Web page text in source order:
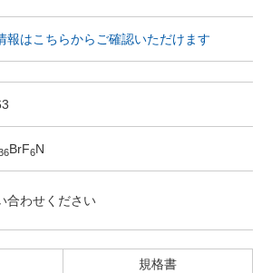
報はこちらからご確認いただけます
6BrF6N
合わせください
規格書